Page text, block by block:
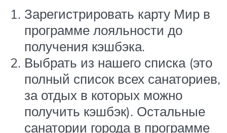
Зарегистрировать карту Мир в
программе лояльности до
получения кэшбэка.
Выбрать из нашего списка (это
полный список всех санаториев,
за отдых в которых можно
получить кэшбэк). Остальные
санатории города в программе